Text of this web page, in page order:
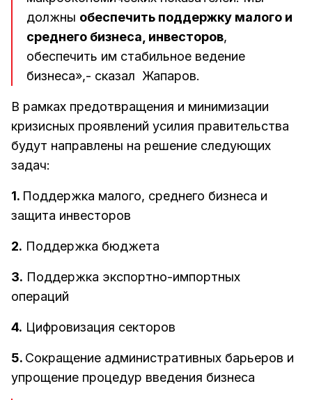
должны обеспечить поддержку малого и
среднего бизнеса, инвесторов,
обеспечить им стабильное ведение
бизнеса»,- сказал Жапаров.
В рамках предотвращения и минимизации
кризисных проявлений усилия правительства
будут направлены на решение следующих
задач:
1. Поддержка малого, среднего бизнеса и
защита инвесторов
2. Поддержка бюджета
3. Поддержка экспортно-импортных
операций
4. Цифровизация секторов
5. Сокращение административных барьеров и
упрощение процедур введения бизнеса